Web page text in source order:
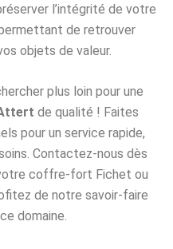
l’intégrité de votre
de retrouver
objets de valeur.
plus loin pour une
de qualité ! Faites
pour un service rapide,
Contactez-nous dès
coffre-fort Fichet ou
de notre savoir-faire
domaine.